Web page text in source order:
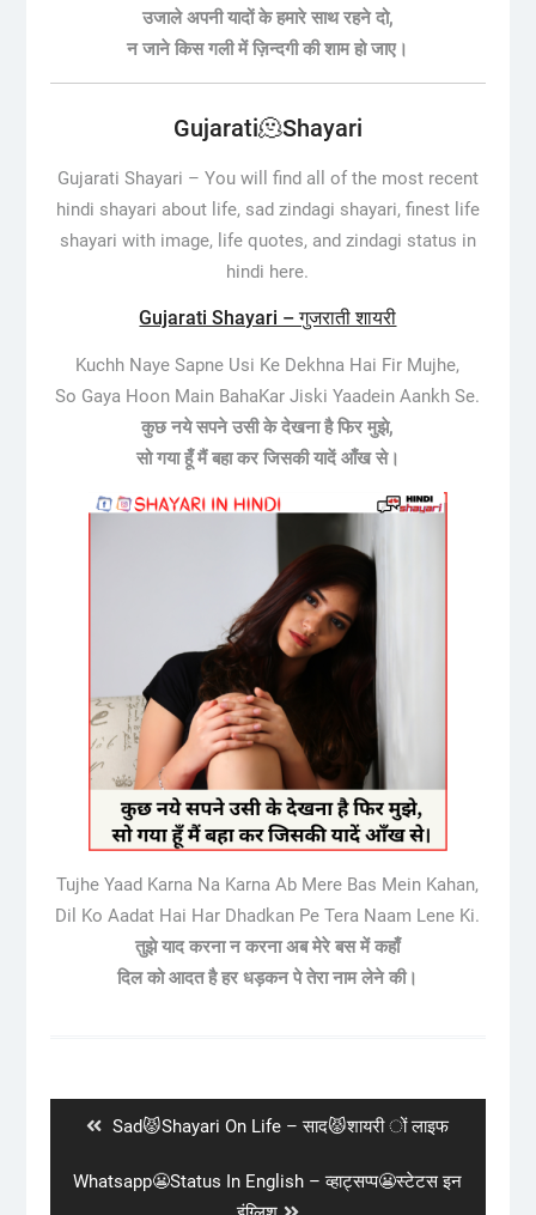
उजाले अपनी यादों के हमारे साथ रहने दो,
न जाने किस गली में ज़िन्दगी की शाम हो जाए।
Gujarati🫠Shayari
Gujarati Shayari – You will find all of the most recent
hindi shayari about life, sad zindagi shayari, finest life
shayari with image, life quotes, and zindagi status in
hindi here.
Gujarati Shayari – गुजराती शायरी
Kuchh Naye Sapne Usi Ke Dekhna Hai Fir Mujhe,
So Gaya Hoon Main BahaKar Jiski Yaadein Aankh Se.
कुछ नये सपने उसी के देखना है फिर मुझे,
सो गया हूँ मैं बहा कर जिसकी यादें आँख से।
Tujhe Yaad Karna Na Karna Ab Mere Bas Mein Kahan,
Dil Ko Aadat Hai Har Dhadkan Pe Tera Naam Lene Ki.
तुझे याद करना न करना अब मेरे बस में कहाँ
दिल को आदत है हर धड़कन पे तेरा नाम लेने की।
Previous
Sad😾Shayari On Life – साद😾शायरी ों लाइफ
Next
Whatsapp😬Status In English – व्हाट्सप्प😬स्टेटस इन